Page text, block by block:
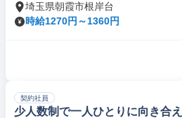
埼玉県朝霞市根岸台
時給1270円～1360円
契約社員
少人数制で一人ひとりに向き合